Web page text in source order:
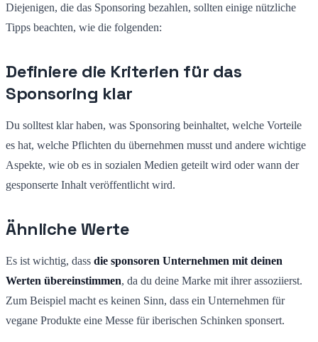
Diejenigen, die das Sponsoring bezahlen, sollten einige nützliche
Tipps beachten, wie die folgenden:
Definiere die Kriterien für das
Sponsoring klar
Du solltest klar haben, was Sponsoring beinhaltet, welche Vorteile
es hat, welche Pflichten du übernehmen musst und andere wichtige
Aspekte, wie ob es in sozialen Medien geteilt wird oder wann der
gesponserte Inhalt veröffentlicht wird.
Ähnliche Werte
Es ist wichtig, dass die sponsoren Unternehmen mit deinen
Werten übereinstimmen, da du deine Marke mit ihrer assoziierst.
Zum Beispiel macht es keinen Sinn, dass ein Unternehmen für
vegane Produkte eine Messe für iberischen Schinken sponsert.